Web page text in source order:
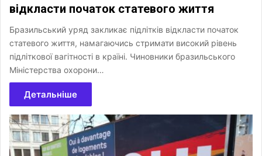
відкласти початок статевого життя
Бразильський уряд закликає підлітків відкласти початок
статевого життя, намагаючись стримати високий рівень
підліткової вагітності в країні. Чиновники бразильського
Міністерства охорони…
Детальніше